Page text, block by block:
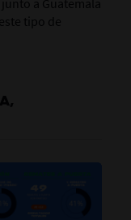
a Guatemala
tipo de